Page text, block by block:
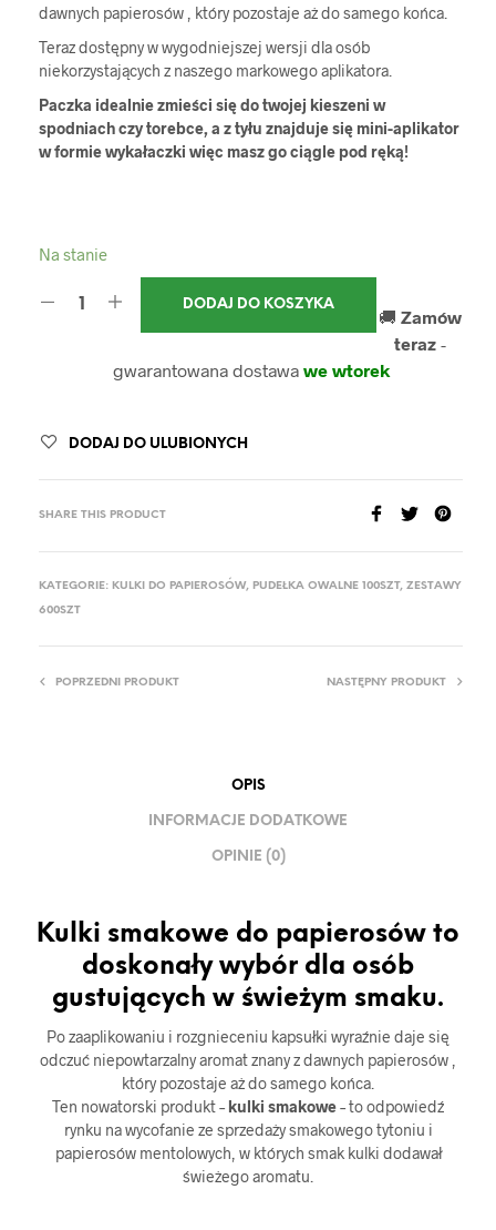
dawnych papierosów , który pozostaje aż do samego końca.
Teraz dostępny w wygodniejszej wersji dla osób
niekorzystających z naszego markowego aplikatora.
Paczka idealnie zmieści się do twojej kieszeni w
spodniach czy torebce, a z tyłu znajduje się mini-aplikator
w formie wykałaczki więc masz go ciągle pod ręką!
Na stanie
DODAJ DO KOSZYKA
🚚 Zamów
teraz-
gwarantowana dostawa we wtorek
DODAJ DO ULUBIONYCH
SHARE THIS PRODUCT
KATEGORIE: KULKI DO PAPIEROSÓW, PUDEŁKA OWALNE 100SZT, ZESTAWY
600SZT
POPRZEDNI PRODUKT NASTĘPNY PRODUKT
OPIS
INFORMACJE DODATKOWE
OPINIE (0)
Kulki smakowe do papierosów to
doskonały wybór dla osób
gustujących w świeżym smaku.
Po zaaplikowaniu i rozgnieceniu kapsułki wyraźnie daje się
odczuć niepowtarzalny aromat znany z dawnych papierosów ,
który pozostaje aż do samego końca.
Ten nowatorski produkt – kulki smakowe– to odpowiedź
rynku na wycofanie ze sprzedaży smakowego tytoniu i
papierosów mentolowych, w których smak kulki dodawał
świeżego aromatu.